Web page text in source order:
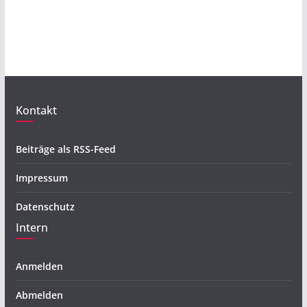
Kontakt
Beiträge als RSS-Feed
Impressum
Datenschutz
Intern
Anmelden
Abmelden